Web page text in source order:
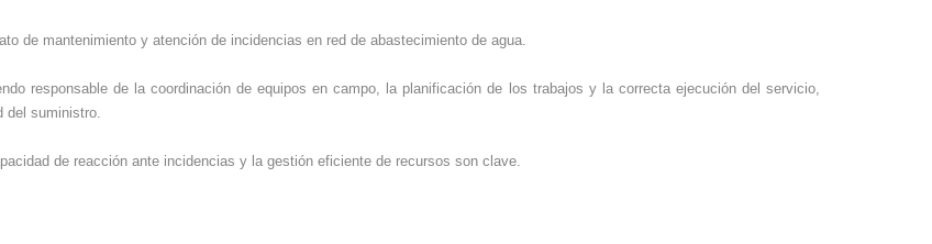
de mantenimiento y atención de incidencias en red de abastecimiento de agua.
responsable de la coordinación de equipos en campo, la planificación de los trabajos y la correcta ejecución del servicio,
del suministro.
de reacción ante incidencias y la gestión eficiente de recursos son clave.